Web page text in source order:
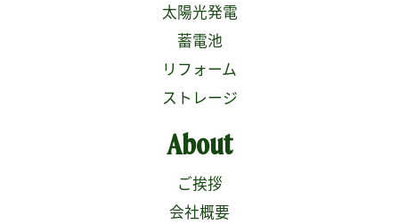
太陽光発電
蓄電池
リフォーム
ストレージ
About
ご挨拶
会社概要